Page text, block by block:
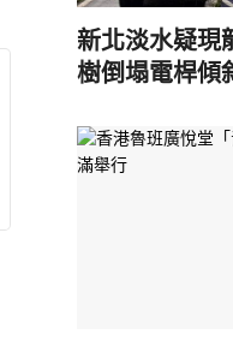
新北淡水疑現
樹倒塌電桿傾